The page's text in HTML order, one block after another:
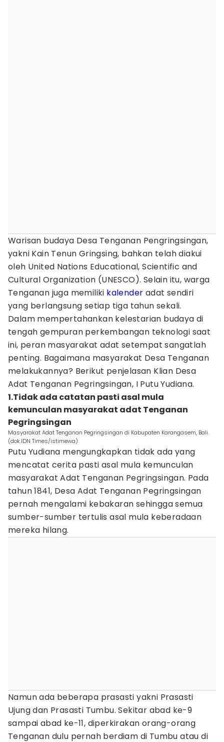
Warisan budaya Desa Tenganan Pengringsingan,
yakni Kain Tenun Gringsing, bahkan telah diakui
oleh United Nations Educational, Scientific and
Cultural Organization (UNESCO). Selain itu, warga
Tenganan juga memiliki kalender adat sendiri
yang berlangsung setiap tiga tahun sekali.
Dalam mempertahankan kelestarian budaya di
tengah gempuran perkembangan teknologi saat
ini, peran masyarakat adat setempat sangatlah
penting. Bagaimana masyarakat Desa Tenganan
melakukannya? Berikut penjelasan Klian Desa
Adat Tenganan Pegringsingan, I Putu Yudiana.
1.Tidak ada catatan pasti asal mula
kemunculan masyarakat adat Tenganan
Pegringsingan
Masyarakat Adat Tenganan Pegringsingan di Kabupaten Karangasem, Bali.
(dok.IDN Times/istimewa)
Putu Yudiana mengungkapkan tidak ada yang
mencatat cerita pasti asal mula kemunculan
masyarakat Adat Tenganan Pegringsingan. Pada
tahun 1841, Desa Adat Tenganan Pegringsingan
pernah mengalami kebakaran sehingga semua
sumber-sumber tertulis asal mula keberadaan
mereka hilang.
Namun ada beberapa prasasti yakni Prasasti
Ujung dan Prasasti Tumbu. Sekitar abad ke-9
sampai abad ke-11, diperkirakan orang-orang
Tenganan dulu pernah berdiam di Tumbu atau di